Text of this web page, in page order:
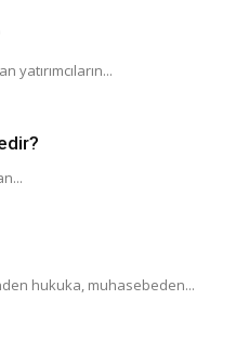
yatırımcıların...
hukuka, muhasebeden...